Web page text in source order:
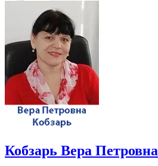
Кобзарь Вера Петровна